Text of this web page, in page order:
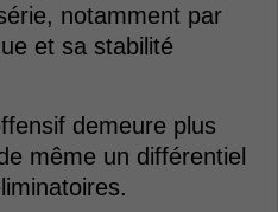
notamment par
et sa stabilité
demeure plus
même un différentiel